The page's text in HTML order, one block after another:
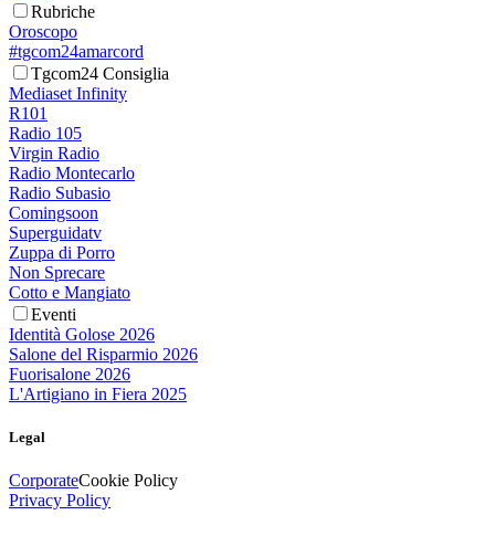
Rubriche
Oroscopo
#tgcom24amarcord
Tgcom24 Consiglia
Mediaset Infinity
R101
Radio 105
Virgin Radio
Radio Montecarlo
Radio Subasio
Comingsoon
Superguidatv
Zuppa di Porro
Non Sprecare
Cotto e Mangiato
Eventi
Identità Golose 2026
Salone del Risparmio 2026
Fuorisalone 2026
L'Artigiano in Fiera 2025
Legal
CorporateCookie Policy
Privacy Policy